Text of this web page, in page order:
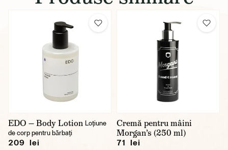
EDO — Body Lotion Loțiune
de corp pentru bărbați
209 lei
Cremă pentru mâini
Morgan’s (250 ml)
71 lei